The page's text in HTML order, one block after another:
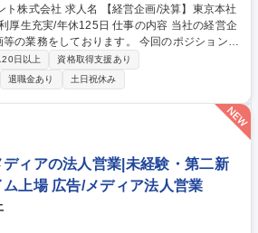
企画/決算】東京本社
125日 仕事の内容 当社の経営企
の業務をしております。 今回のポジションは
をして頂くことを想定しています。 ■事業
の策定及び進捗管理■予算策定、予実管理及
ト別損益管理及び業績分析■月次・四半期・
■入出金管理、支払業務、請求書作成等の経
対応及び税務関連業務■情報システムの企画、
限の企画、部門間調整及び業務改善推進など
東京本社勤務/日本郵政グループ/福利厚生充実/
日以上
資格取得支援あり
退職金あり 土日祝休み
ディアの法人営業|未経験・第二新
上場 広告/メディア法人営業